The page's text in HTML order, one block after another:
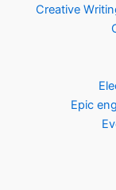
Creative
Epic